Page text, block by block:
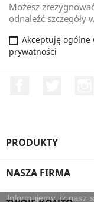
Możesz
odnaleźć szczegóły
Akceptuję
prywatności
PRODUKTY
NASZA FIRMA
Informujemy, iż nasz